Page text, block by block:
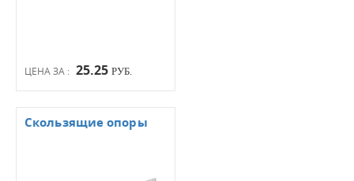
ЦЕНА ЗА : 25.25 РУБ.
Скользящие опоры